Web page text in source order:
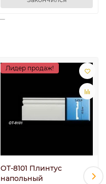
Лидер продаж!
OT-8101 Плинтус
напольный